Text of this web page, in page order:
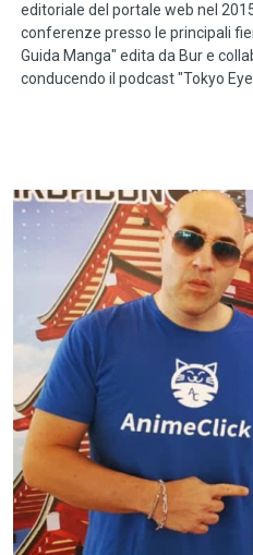
editoriale del portale web nel
conferenze presso le principali
Guida Manga" edita da Bur e
conducendo il podcast "Tokyo